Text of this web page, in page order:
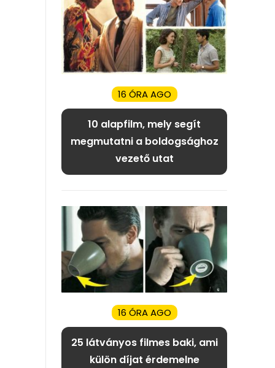
16 ÓRA AGO
10 alapfilm, mely segít
megmutatni a boldogsághoz
vezető utat
16 ÓRA AGO
25 látványos filmes baki, ami
külön díjat érdemelne